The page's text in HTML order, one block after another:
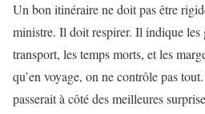
Un bon itinéraire ne doit pas être
ministre. Il doit respirer. Il indique les
transport, les temps morts, et les
qu’en voyage, on ne contrôle pas
passerait à côté des meilleures